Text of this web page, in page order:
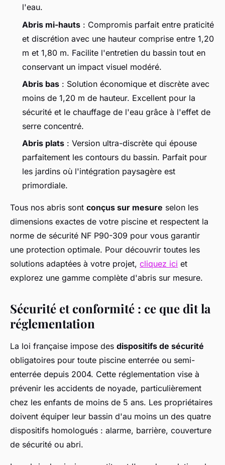
l'eau.
Abris mi-hauts : Compromis parfait entre praticité
et discrétion avec une hauteur comprise entre 1,20
m et 1,80 m. Facilite l'entretien du bassin tout en
conservant un impact visuel modéré.
Abris bas : Solution économique et discrète avec
moins de 1,20 m de hauteur. Excellent pour la
sécurité et le chauffage de l'eau grâce à l'effet de
serre concentré.
Abris plats : Version ultra-discrète qui épouse
parfaitement les contours du bassin. Parfait pour
les jardins où l'intégration paysagère est
primordiale.
Tous nos abris sont conçus sur mesure selon les
dimensions exactes de votre piscine et respectent la
norme de sécurité NF P90-309 pour vous garantir
une protection optimale. Pour découvrir toutes les
solutions adaptées à votre projet, cliquez ici et
explorez une gamme complète d'abris sur mesure.
Sécurité et conformité : ce que dit la
réglementation
La loi française impose des dispositifs de sécurité
obligatoires pour toute piscine enterrée ou semi-
enterrée depuis 2004. Cette réglementation vise à
prévenir les accidents de noyade, particulièrement
chez les enfants de moins de 5 ans. Les propriétaires
doivent équiper leur bassin d'au moins un des quatre
dispositifs homologués : alarme, barrière, couverture
de sécurité ou abri.